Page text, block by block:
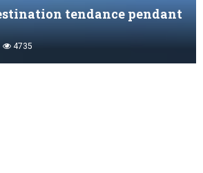
tendance pendant
4735